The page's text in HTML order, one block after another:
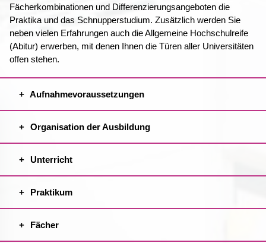
Fächerkombinationen und Differenzierungsangeboten die
Praktika und das Schnupperstudium. Zusätzlich werden Sie
neben vielen Erfahrungen auch die Allgemeine Hochschulreife
(Abitur) erwerben, mit denen Ihnen die Türen aller Universitäten
offen stehen.
Aufnahmevoraussetzungen
Organisation der Ausbildung
Unterricht
Praktikum
Fächer